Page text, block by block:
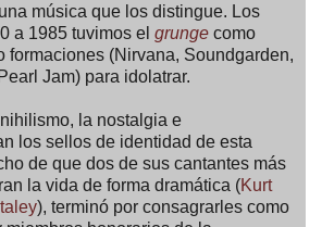
música que los distingue. Los
a 1985 tuvimos el grunge como
formaciones (Nirvana, Soundgarden,
Jam) para idolatrar.
la nostalgia e
los sellos de identidad de esta
de que dos de sus cantantes más
la vida de forma dramática (Kurt
), terminó por consagrarles como